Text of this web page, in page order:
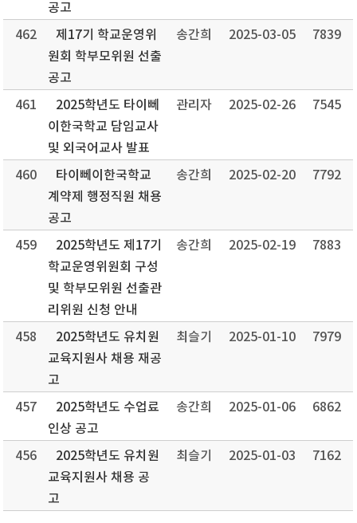
공고
462
제17기 학교운영위
원회 학부모위원 선출
공고
송간희 2025-03-05 7839
461
2025학년도 타이뻬
이한국학교 담임교사
및 외국어교사 발표
관리자 2025-02-26 7545
460
타이뻬이한국학교
계약제 행정직원 채용
공고
송간희 2025-02-20 7792
459
2025학년도 제17기
학교운영위원회 구성
및 학부모위원 선출관
리위원 신청 안내
송간희 2025-02-19 7883
458
2025학년도 유치원
교육지원사 채용 재공
고
최슬기 2025-01-10 7979
457
2025학년도 수업료
인상 공고
송간희 2025-01-06 6862
456
2025학년도 유치원
교육지원사 채용 공
고
최슬기 2025-01-03 7162